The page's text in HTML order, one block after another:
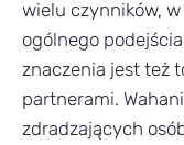
wielu czynników,
ogólnego
znaczenia jest też
partnerami.
zdradzających